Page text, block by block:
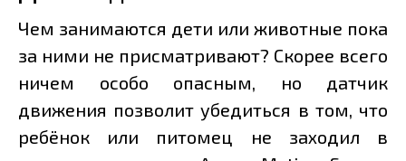
Чем занимаются дети или животные пока
за ними не присматривают? Скорее всего
ничем особо опасным, но датчик
движения позволит убедиться в том, что
ребёнок или питомец не заходил в